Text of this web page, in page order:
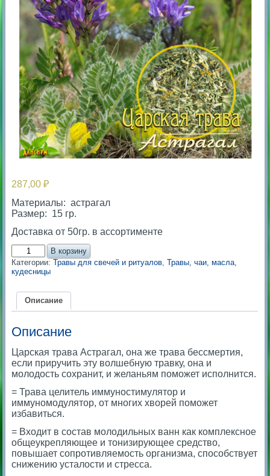
287,00₽
Материалы: астрагал
Размер: 15 гр.
Доставка от 50гр. в ассортименте
Количество
товара
Астрагал
-
трава
В корзину
Категории:Травы для свечей и ритуалов ,Травы, чаи, масла,
кудесницы
Описание
Описание
Царская трава Астрагал, она же трава бессмертия,
если приручить эту волшебную травку, она и
молодость сохранит, и желаньям поможет исполнится.
= Трава целитель иммуностимулятор и
иммуномодулятор, от многих хворей поможет
избавиться.
= Входит в состав молодильных ванн как комплексное
общеукрепляющее и тонизирующее средство,
повышает сопротивляемость организма, способствует
снижению усталости и стресса.